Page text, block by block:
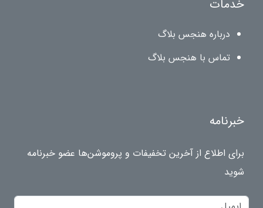
خدمات
درباره هنجس بلاگ
تماس با هنجس بلاگ
خبرنامه
برای اطلاع از آخرین تخفیفات و پروموشن‌ها عضو خبرنامه
شوید